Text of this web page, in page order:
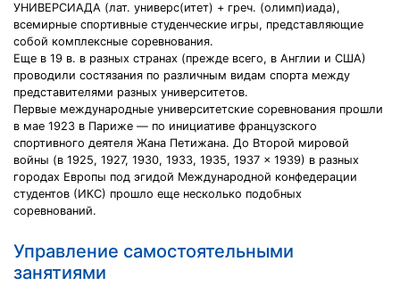
УНИВЕРСИАДА (лат. универс(итет) + греч. (олимп)иада),
всемирные спортивные студенческие игры, представляющие
собой комплексные соревнования.
Еще в 19 в. в разных странах (прежде всего, в Англии и США)
проводили состязания по различным видам спорта между
представителями разных университетов.
Первые международные университетские соревнования прошли
в мае 1923 в Париже — по инициативе французского
спортивного деятеля Жана Петижана. До Второй мировой
войны (в 1925, 1927, 1930, 1933, 1935, 1937 × 1939) в разных
городах Европы под эгидой Международной конфедерации
студентов (ИКС) прошло еще несколько подобных
соревнований.
Управление самостоятельными
занятиями